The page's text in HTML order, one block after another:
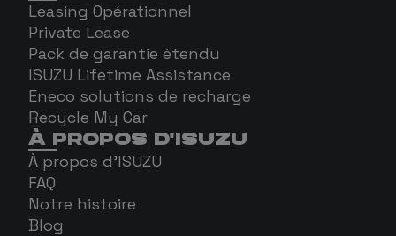
Leasing Opérationnel
Private Lease
Pack de garantie étendu
ISUZU Lifetime Assistance
Eneco solutions de recharge
Recycle My Car
À PROPOS D'ISUZU
À propos d'ISUZU
FAQ
Notre histoire
Blog